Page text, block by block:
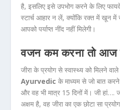
है, इसलिए इसे उपभोग करने के लिए
स्टार्च आहार न लें, क्योंकि रक्त में खून में
आपको पर्याप्त नींद नहीं मिलेगी।
वजन कम करना तो
जीरा के प्रयोग से स्वास्थ्य को मिलने
Ayurvedic के माध्यम से जो बात
और वह भी मात्र 15 दिनों में। जी हां….
अक्षम है, वह जीरा का एक छोटा सा